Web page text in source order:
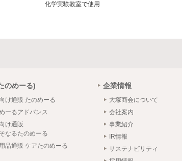
化学実験教室で使用
のめーる)
け通販 たのめーる
ーるアドバンス
け通販
なるたのめーる
品通販 ケアたのめーる
企業情報
大塚商会について
会社案内
事業紹介
IR情報
サステナビリティ